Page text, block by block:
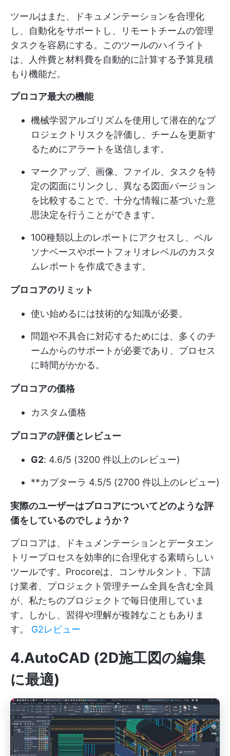
ツールはまた、ドキュメンテーションを合理化
し、自動化をサポートし、リモートチームの管理
タスクを容易にする。このツールのハイライト
は、人件費と材料費を自動的に計算する予算見積
もり機能だ。
プロコア最大の機能
機械学習アルゴリズムを使用して潜在的なプ
ロジェクトリスクを評価し、チームを更新す
るためにアラートを送信します。
マークアップ、画像、ファイル、タスクを特
定の図面にリンクし、異なる図面バージョン
を比較することで、十分な情報に基づいた意
思決定を行うことができます。
100種類以上のレポートにアクセスし、ペル
ソナベースやポートフォリオレベルのカスタ
ムレポートを作成できます。
プロコアのリミット
使い始めるには技術的な知識が必要。
問題や不具合に対応するためには、多くのチ
ームからのサポートが必要であり、プロセス
に時間がかかる。
プロコアの価格
カスタム価格
プロコアの評価とレビュー
G2: 4.6/5 (3200 件以上のレビュー)
**カプターラ 4.5/5 (2700 件以上のレビュー)
実際のユーザーはプロコアについてどのような評
価をしているのでしょうか？
プロコアは、ドキュメンテーションとデータエン
トリープロセスを効率的に合理化する素晴らしい
ツールです。Procoreは、コンサルタント、下請
け業者、プロジェクト管理チーム全員を含む全員
が、私たちのプロジェクトで毎日使用していま
す。しかし、習得や理解が複雑なこともありま
す。 G2レビュー
4.AutoCAD (2D施工図の編集
に最適)